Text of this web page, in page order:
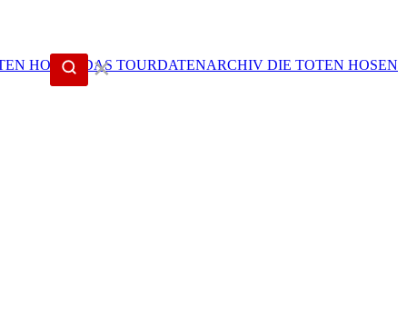
DIE TOTEN HOSEN
✕